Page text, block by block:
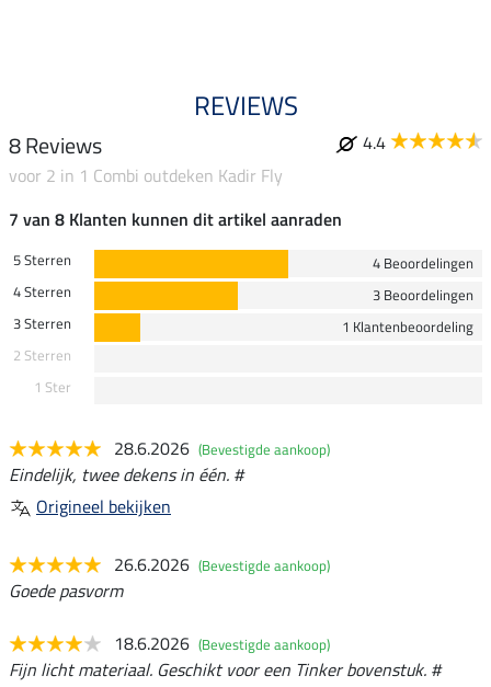
REVIEWS
8 Reviews
4.4
voor 2 in 1 Combi outdeken Kadir Fly
7 van 8 Klanten kunnen dit artikel aanraden
5 Sterren
4 Beoordelingen
4 Sterren
3 Beoordelingen
3 Sterren
1 Klantenbeoordeling
2 Sterren
1 Ster
28.6.2026 (Bevestigde aankoop)
Eindelijk, twee dekens in één. #
Origineel bekijken
26.6.2026 (Bevestigde aankoop)
Goede pasvorm
18.6.2026 (Bevestigde aankoop)
Fijn licht materiaal. Geschikt voor een Tinker bovenstuk. #